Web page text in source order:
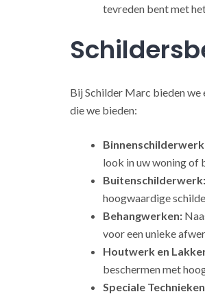
tevreden bent met
Bij Schilder Marc bieden we
die we bieden:
look in uw woning of
Buitenschilderwerk:
hoogwaardige
Behangwerken:
voor een unieke
Houtwerk en
beschermen met
Speciale